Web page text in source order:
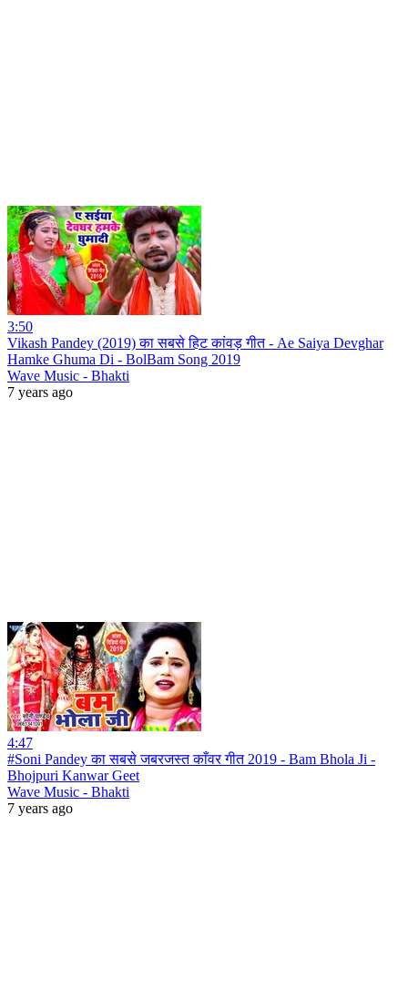
3:50
Vikash Pandey (2019) का सबसे हिट कांवड़ गीत - Ae Saiya Devghar
Hamke Ghuma Di - BolBam Song 2019
Wave Music - Bhakti
7 years ago
4:47
#Soni Pandey का सबसे जबरजस्त काँवर गीत 2019 - Bam Bhola Ji -
Bhojpuri Kanwar Geet
Wave Music - Bhakti
7 years ago